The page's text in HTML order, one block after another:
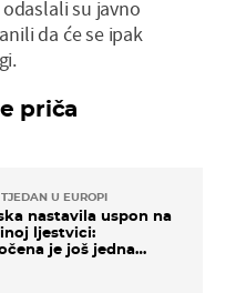
su javno
da će se ipak
priča
U EUROPI
nastavila uspon na
inoj ljestvici:
je još jedna